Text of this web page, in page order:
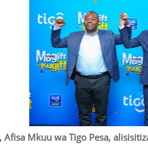
Afisa Mkuu wa Tigo Pesa,